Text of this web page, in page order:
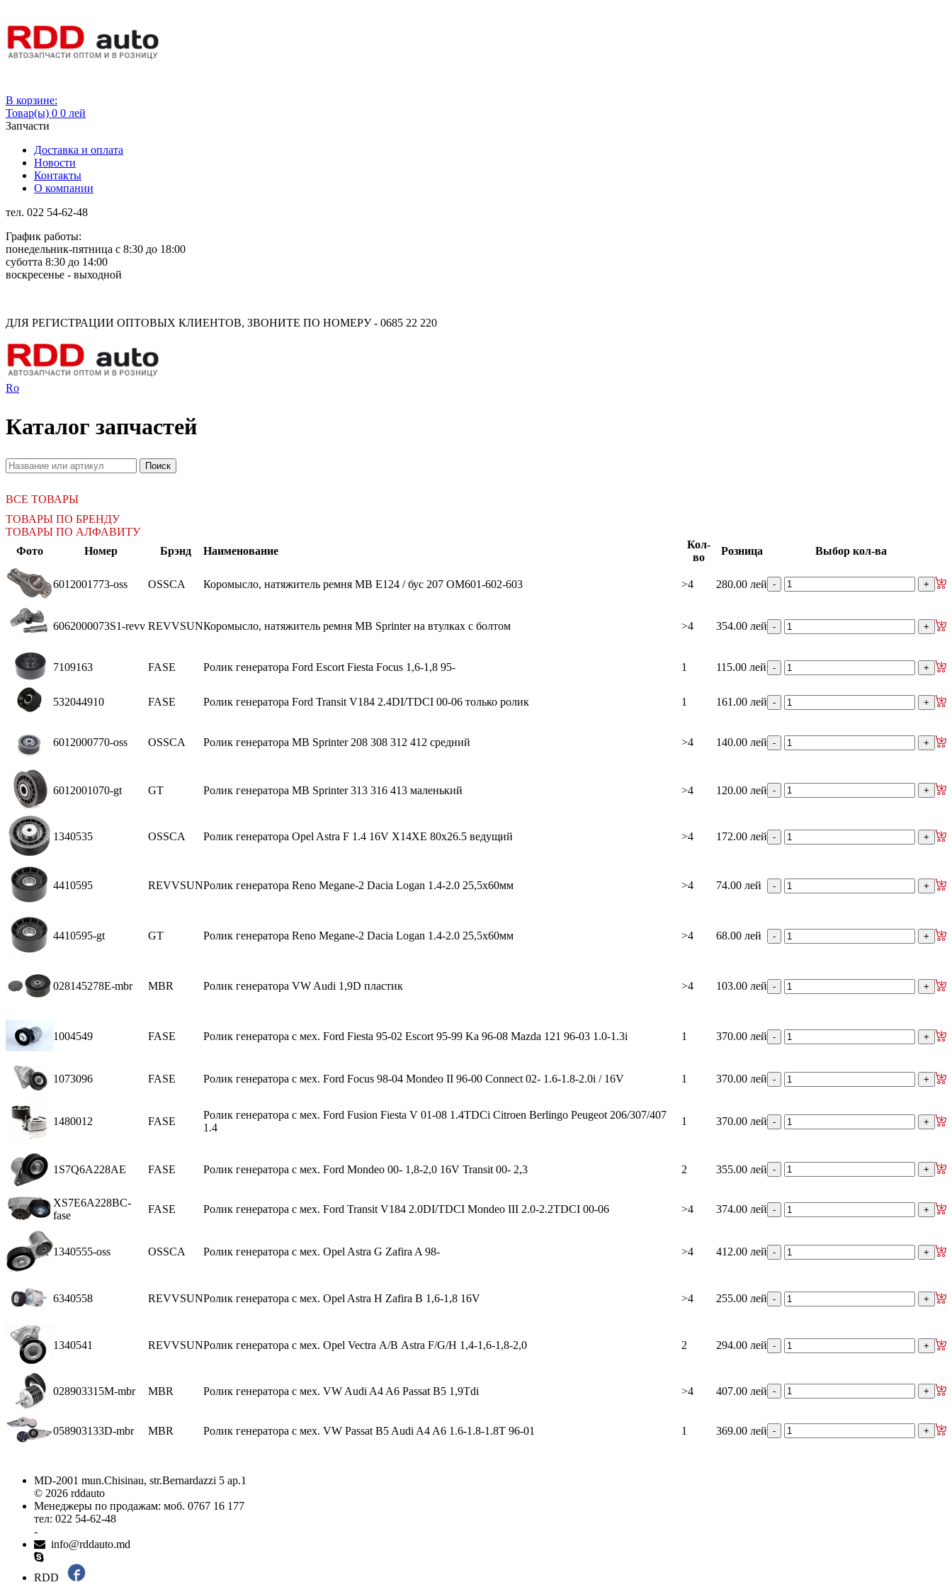
В корзине:
Товар(ы) 0 0 лей
Запчасти
Доставка и оплата
Новости
Контакты
О компании
тел. 022 54-62-48
График работы:
понедельник-пятница с 8:30 до 18:00
суботта 8:30 до 14:00
воскресенье - выходной
ДЛЯ РЕГИСТРАЦИИ ОПТОВЫХ КЛИЕНТОВ, ЗВОНИТЕ ПО НОМЕРУ - 0685 22 220
Ro
Каталог запчастей
ВСЕ ТОВАРЫ
ТОВАРЫ ПО БРЕНДУ
ТОВАРЫ ПО АЛФАВИТУ
Фото
Номер Брэнд Наименование
Кол-
во
Розница Выбор кол-ва
6012001773-oss OSSCA Коромысло, натяжитель ремня MB E124 / бус 207 OM601-602-603 >4 280.00 лей
6062000073S1-revv REVVSUNКоромысло, натяжитель ремня MB Sprinter на втулках с болтом >4 354.00 лей
7109163 FASE Ролик генератора Ford Escort Fiesta Focus 1,6-1,8 95- 1 115.00 лей
532044910 FASE Ролик генератора Ford Transit V184 2.4DI/TDCI 00-06 только ролик 1 161.00 лей
6012000770-oss OSSCA Ролик генератора MB Sprinter 208 308 312 412 средний >4 140.00 лей
6012001070-gt GT Ролик генератора MB Sprinter 313 316 413 маленький >4 120.00 лей
1340535 OSSCA Ролик генератора Opel Astra F 1.4 16V X14XE 80x26.5 ведущий >4 172.00 лей
4410595 REVVSUNРолик генератора Reno Megane-2 Dacia Logan 1.4-2.0 25,5x60мм >4 74.00 лей
4410595-gt GT Ролик генератора Reno Megane-2 Dacia Logan 1.4-2.0 25,5x60мм >4 68.00 лей
028145278E-mbr MBR Ролик генератора VW Audi 1,9D пластик >4 103.00 лей
1004549 FASE Ролик генератора с мех. Ford Fiesta 95-02 Escort 95-99 Ka 96-08 Mazda 121 96-03 1.0-1.3i 1 370.00 лей
1073096 FASE Ролик генератора с мех. Ford Focus 98-04 Mondeo II 96-00 Connect 02- 1.6-1.8-2.0i / 16V 1 370.00 лей
1480012 FASE
Ролик генератора с мех. Ford Fusion Fiesta V 01-08 1.4TDCi Citroen Berlingo Peugeot 206/307/407
1.4
1 370.00 лей
1S7Q6A228AE FASE Ролик генератора с мех. Ford Mondeo 00- 1,8-2,0 16V Transit 00- 2,3 2 355.00 лей
XS7E6A228BC-
fase
FASE Ролик генератора с мех. Ford Transit V184 2.0DI/TDCI Mondeo III 2.0-2.2TDCI 00-06 >4 374.00 лей
1340555-oss OSSCA Ролик генератора с мех. Opel Astra G Zafira A 98- >4 412.00 лей
6340558 REVVSUNРолик генератора с мех. Opel Astra H Zafira B 1,6-1,8 16V >4 255.00 лей
1340541 REVVSUNРолик генератора с мех. Opel Vectra А/В Astra F/G/H 1,4-1,6-1,8-2,0 2 294.00 лей
028903315M-mbr MBR Ролик генератора с мех. VW Audi A4 A6 Passat B5 1,9Tdi >4 407.00 лей
058903133D-mbr MBR Ролик генератора с мех. VW Passat B5 Audi A4 A6 1.6-1.8-1.8T 96-01 1 369.00 лей
MD-2001 mun.Chisinau, str.Bernardazzi 5 ap.1
© 2026 rddauto
Менеджеры по продажам: моб. 0767 16 177
тел: 022 54-62-48
-
info@rddauto.md
RDD